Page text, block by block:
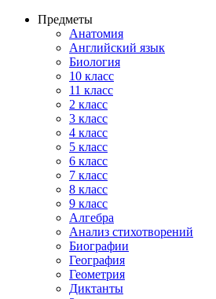
Предметы
Анатомия
Английский язык
Биология
10 класс
11 класс
2 класс
3 класс
4 класс
5 класс
6 класс
7 класс
8 класс
9 класс
Алгебра
Анализ стихотворений
Биографии
География
Геометрия
Диктанты